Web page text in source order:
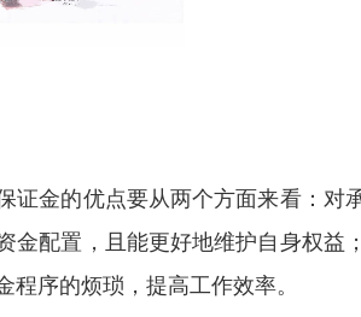
证金的优点要从两个方面来看：
金配置，且能更好地维护自身权
程序的烦琐，提高工作效率。